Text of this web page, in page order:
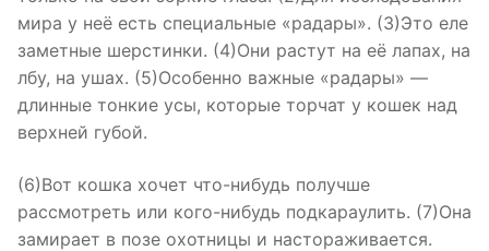
мира у неё есть специальные «радары». (3)Это еле
заметные шерстинки. (4)Они растут на её лапах, на
лбу, на ушах. (5)Особенно важные «радары» —
длинные тонкие усы, которые торчат у кошек над
верхней губой.
(6)Вот кошка хочет что-нибудь получше
рассмотреть или кого-нибудь подкараулить. (7)Она
замирает в позе охотницы и настораживается.